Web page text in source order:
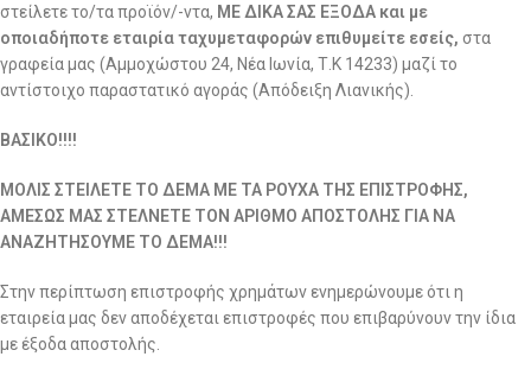
στείλετε το/τα προϊόν/-ντα, ΜΕ ΔΙΚΑ ΣΑΣ ΕΞΟΔΑ και με
οποιαδήποτε εταιρία ταχυμεταφορών επιθυμείτε εσείς, στα
γραφεία μας (Αμμοχώστου 24, Νέα Ιωνία, Τ.Κ 14233) μαζί το
αντίστοιχο παραστατικό αγοράς (Απόδειξη Λιανικής).
ΒΑΣΙΚΟ!!!!
ΜΟΛΙΣ ΣΤΕΙΛΕΤΕ ΤΟ ΔΕΜΑ ΜΕ ΤΑ ΡΟΥΧΑ ΤΗΣ ΕΠΙΣΤΡΟΦΗΣ,
ΑΜΕΣΩΣ ΜΑΣ ΣΤΕΛΝΕΤΕ ΤΟΝ ΑΡΙΘΜΟ ΑΠΟΣΤΟΛΗΣ ΓΙΑ ΝΑ
ΑΝΑΖΗΤΗΣΟΥΜΕ ΤΟ ΔΕΜΑ!!!
Στην περίπτωση επιστροφής χρημάτων ενημερώνουμε ότι η
εταιρεία μας δεν αποδέχεται επιστροφές που επιβαρύνουν την ίδια
με έξοδα αποστολής.